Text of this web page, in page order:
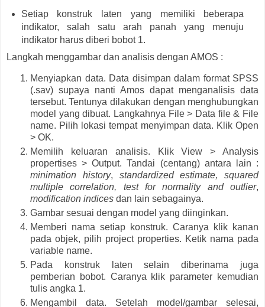
Setiap konstruk laten yang memiliki beberapa
indikator, salah satu arah panah yang menuju
indikator harus diberi bobot 1.
Langkah menggambar dan analisis dengan AMOS :
Menyiapkan data. Data disimpan dalam format SPSS
(.sav) supaya nanti Amos dapat menganalisis data
tersebut. Tentunya dilakukan dengan menghubungkan
model yang dibuat. Langkahnya File > Data file & File
name. Pilih lokasi tempat menyimpan data. Klik Open
> OK.
Memilih keluaran analisis. Klik View > Analysis
propertises > Output. Tandai (centang) antara lain :
minimation history, standardized estimate, squared
multiple correlation, test for normality and outlier,
modification indices dan lain sebagainya.
Gambar sesuai dengan model yang diinginkan.
Memberi nama setiap konstruk. Caranya klik kanan
pada objek, pilih project properties. Ketik nama pada
variable name.
Pada konstruk laten selain diberinama juga
pemberian bobot. Caranya klik parameter kemudian
tulis angka 1.
Mengambil data. Setelah model/gambar selesai,